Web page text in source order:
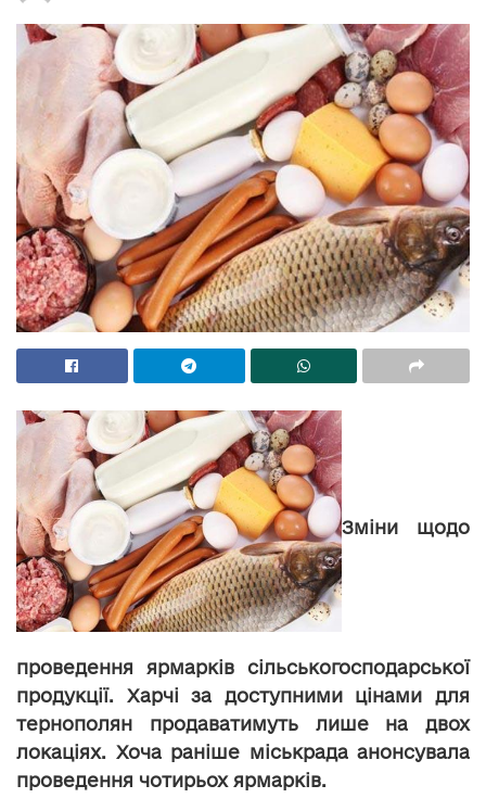
Зміни щодо
проведення ярмарків сільськогосподарської
продукції. Харчі за доступними цінами для
тернополян продаватимуть лише на двох
локаціях. Хоча раніше міськрада анонсувала
проведення чотирьох ярмарків.